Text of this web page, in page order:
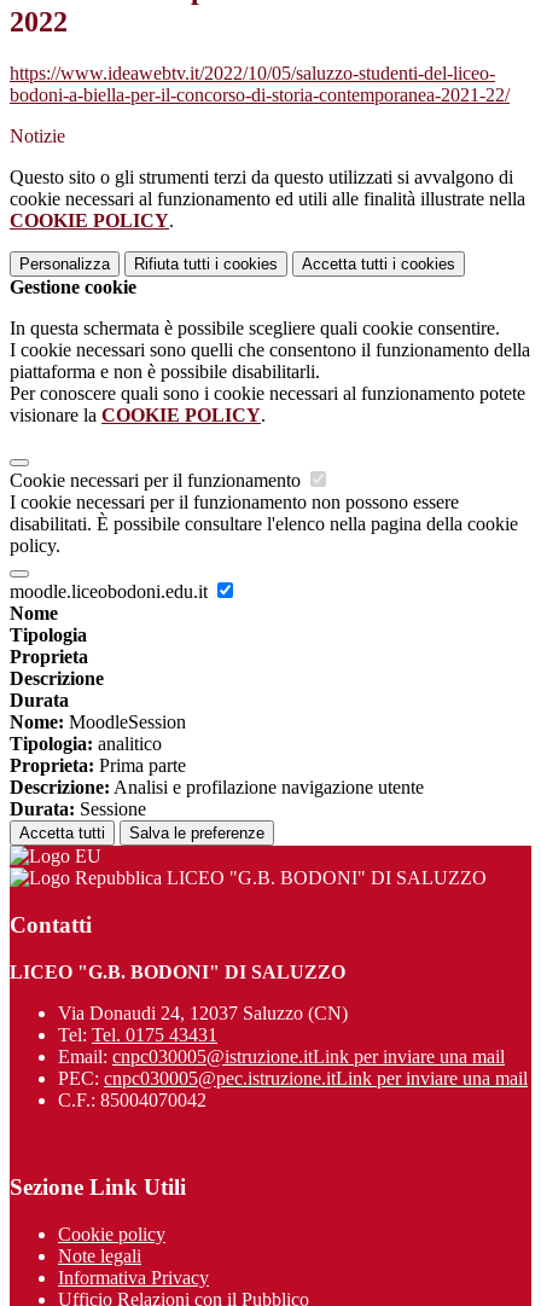
2022
https://www.ideawebtv.it/2022/10/05/saluzzo-studenti-del-liceo-
bodoni-a-biella-per-il-concorso-di-storia-contemporanea-2021-22/
Notizie
Questo sito o gli strumenti terzi da questo utilizzati si avvalgono di
cookie necessari al funzionamento ed utili alle finalità illustrate nella
COOKIE POLICY.
Personalizza Rifiuta tutti i cookies Accetta tutti i cookies
Gestione cookie
In questa schermata è possibile scegliere quali cookie consentire.
I cookie necessari sono quelli che consentono il funzionamento della
piattaforma e non è possibile disabilitarli.
Per conoscere quali sono i cookie necessari al funzionamento potete
visionare la COOKIE POLICY.
Cookie necessari per il funzionamento
I cookie necessari per il funzionamento non possono essere
disabilitati. È possibile consultare l'elenco nella pagina della cookie
policy.
moodle.liceobodoni.edu.it
Nome
Tipologia
Proprieta
Descrizione
Durata
Nome: MoodleSession
Tipologia: analitico
Proprieta: Prima parte
Descrizione: Analisi e profilazione navigazione utente
Durata: Sessione
Accetta tutti Salva le preferenze
LICEO "G.B. BODONI" DI SALUZZO
Contatti
LICEO "G.B. BODONI" DI SALUZZO
Via Donaudi 24, 12037 Saluzzo (CN)
Tel: Tel. 0175 43431
Email: cnpc030005@istruzione.itLink per inviare una mail
PEC: cnpc030005@pec.istruzione.itLink per inviare una mail
C.F.: 85004070042
Sezione Link Utili
Cookie policy
Note legali
Informativa Privacy
Ufficio Relazioni con il Pubblico